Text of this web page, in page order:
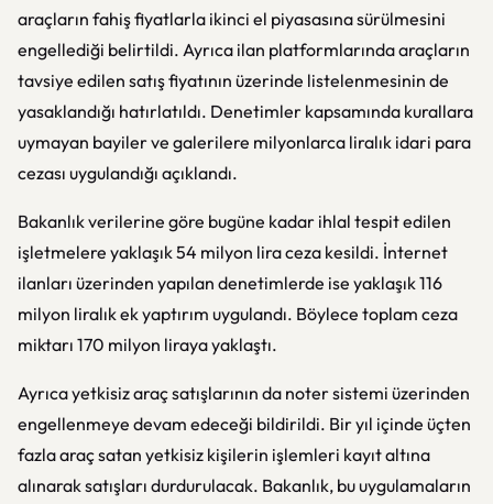
araçların fahiş fiyatlarla ikinci el piyasasına sürülmesini
engellediği belirtildi. Ayrıca ilan platformlarında araçların
tavsiye edilen satış fiyatının üzerinde listelenmesinin de
yasaklandığı hatırlatıldı. Denetimler kapsamında kurallara
uymayan bayiler ve galerilere milyonlarca liralık idari para
cezası uygulandığı açıklandı.
Bakanlık verilerine göre bugüne kadar ihlal tespit edilen
işletmelere yaklaşık 54 milyon lira ceza kesildi. İnternet
ilanları üzerinden yapılan denetimlerde ise yaklaşık 116
milyon liralık ek yaptırım uygulandı. Böylece toplam ceza
miktarı 170 milyon liraya yaklaştı.
Ayrıca yetkisiz araç satışlarının da noter sistemi üzerinden
engellenmeye devam edeceği bildirildi. Bir yıl içinde üçten
fazla araç satan yetkisiz kişilerin işlemleri kayıt altına
alınarak satışları durdurulacak. Bakanlık, bu uygulamaların